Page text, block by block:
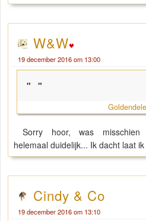
W&W
19 december 2016 om 13:00
" "
Sorry hoor, was misschien
helemaal duidelijk... Ik dacht laat
Cindy & Co
19 december 2016 om 13:10